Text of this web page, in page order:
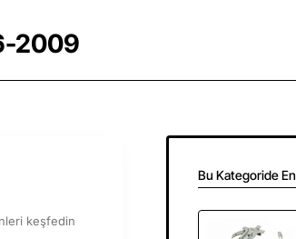
2009
keşfedin
Bu Kategoride